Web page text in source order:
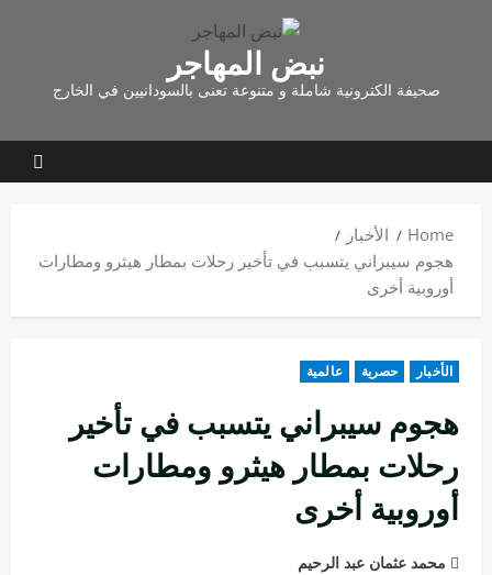
نبض المهاجر
صحيفة الكترونية شاملة و متنوعة تعنى بالسودانيين في الخارج
Home
الأخبار
هجوم سيبراني يتسبب في تأخير رحلات بمطار هيثرو ومطارات
أوروبية أخرى
الأخبار حصرية عالمية
هجوم سيبراني يتسبب في تأخير
رحلات بمطار هيثرو ومطارات
أوروبية أخرى
محمد عثمان عبد الرحيم